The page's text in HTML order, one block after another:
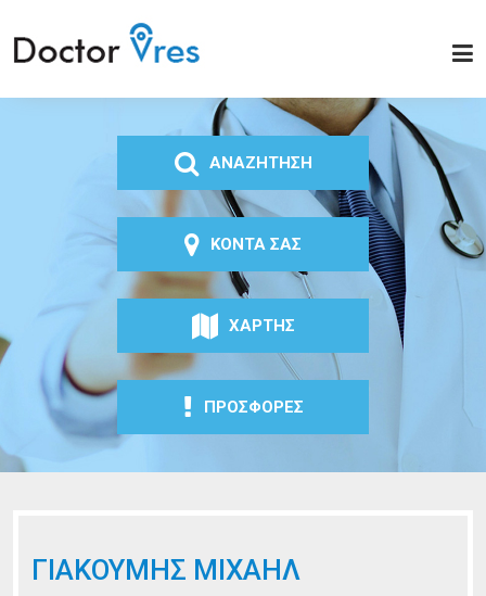
κυρίως περιεχόμενο
Doctor
ΑΝΑΖΗΤΗΣΗ
ΚΟΝΤΑ ΣΑΣ
ΧΑΡΤΗΣ
ΠΡΟΣΦΟΡΕΣ
ΓΙΑΚΟΥΜΗΣ ΜΙΧΑΗΛ